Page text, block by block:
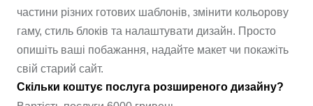
частини різних готових шаблонів, змінити кольорову
гаму, стиль блоків та налаштувати дизайн. Просто
опишіть ваші побажання, надайте макет чи покажіть
свій старий сайт.
Скільки коштує послуга розширеного дизайну?